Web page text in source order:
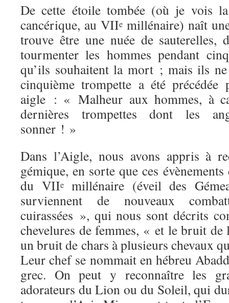
De cette étoile tombée (où je vois
cancérique, au VIIe millénaire) naît
trouve être une nuée de
tourmenter les hommes pendant
qu’ils souhaitent la mort ; mais ils ne
cinquième trompette a été
aigle : « Malheur aux hommes, à
dernières trompettes dont les
sonner ! »
Dans l’Aigle, nous avons appris à
gémique, en sorte que ces
du VIIemillénaire (éveil des
surviennent de nouveaux
cuirassées », qui nous sont décrits
chevelures de femmes, « et le bruit de
un bruit de chars à plusieurs chevaux
Leur chef se nommait en hébreu
grec. On peut y reconnaître les
adorateurs du Lion ou du Soleil, qui